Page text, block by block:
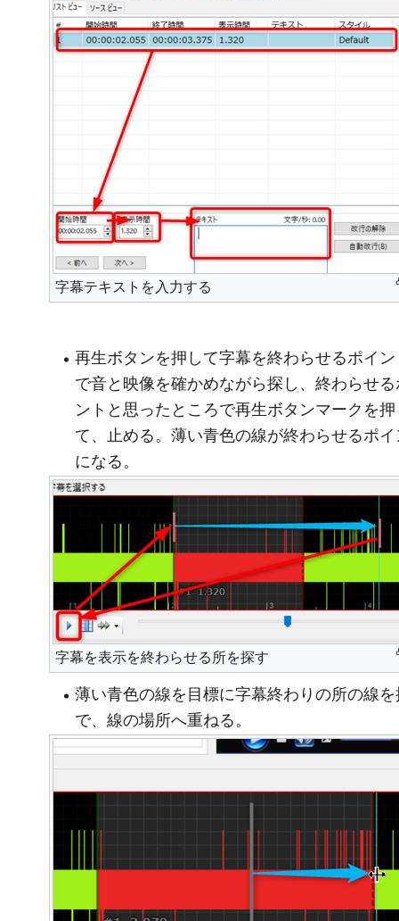
字幕テキストを入力する
再生ボタンを押して字幕を終わらせるポイ
で音と映像を確かめながら探し、終わらせ
ントと思ったところで再生ボタンマークを
て、止める。薄い青色の線が終わらせるポ
になる。
字幕を表示を終わらせる所を探す
薄い青色の線を目標に字幕終わりの所の線
で、線の場所へ重ねる。